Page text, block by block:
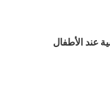
عند الأطفال